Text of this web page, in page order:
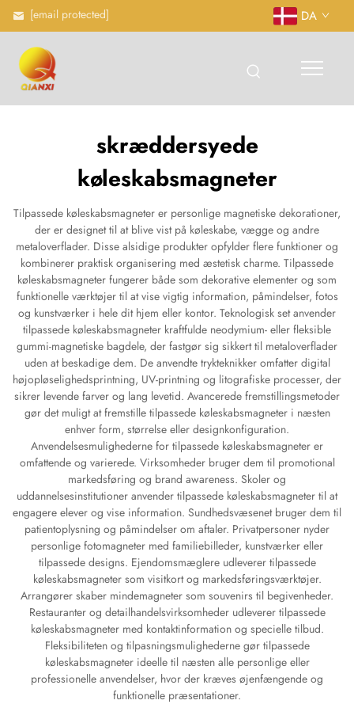
[email protected] DA
skræddersyede
køleskabsmagneter
Tilpassede køleskabsmagneter er personlige magnetiske dekorationer,
der er designet til at blive vist på køleskabe, vægge og andre
metaloverflader. Disse alsidige produkter opfylder flere funktioner og
kombinerer praktisk organisering med æstetisk charme. Tilpassede
køleskabsmagneter fungerer både som dekorative elementer og som
funktionelle værktøjer til at vise vigtig information, påmindelser, fotos
og kunstværker i hele dit hjem eller kontor. Teknologisk set anvender
tilpassede køleskabsmagneter kraftfulde neodymium- eller fleksible
gummi-magnetiske bagdele, der fastgør sig sikkert til metaloverflader
uden at beskadige dem. De anvendte trykteknikker omfatter digital
højopløselighedsprintning, UV-printning og litografiske processer, der
sikrer levende farver og lang levetid. Avancerede fremstillingsmetoder
gør det muligt at fremstille tilpassede køleskabsmagneter i næsten
enhver form, størrelse eller designkonfiguration.
Anvendelsesmulighederne for tilpassede køleskabsmagneter er
omfattende og varierede. Virksomheder bruger dem til promotional
markedsføring og brand awareness. Skoler og
uddannelsesinstitutioner anvender tilpassede køleskabsmagneter til at
engagere elever og vise information. Sundhedsvæsenet bruger dem til
patientoplysning og påmindelser om aftaler. Privatpersoner nyder
personlige fotomagneter med familiebilleder, kunstværker eller
tilpassede designs. Ejendomsmæglere udleverer tilpassede
køleskabsmagneter som visitkort og markedsføringsværktøjer.
Arrangører skaber mindemagneter som souvenirs til begivenheder.
Restauranter og detailhandelsvirksomheder udleverer tilpassede
køleskabsmagneter med kontaktinformation og specielle tilbud.
Fleksibiliteten og tilpasningsmulighederne gør tilpassede
køleskabsmagneter ideelle til næsten alle personlige eller
professionelle anvendelser, hvor der kræves øjenfængende og
funktionelle præsentationer.